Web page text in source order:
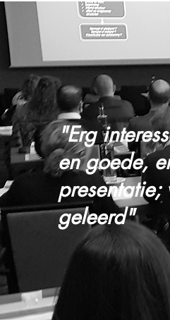
"Erg
en goede,
presentatie;
geleerd"